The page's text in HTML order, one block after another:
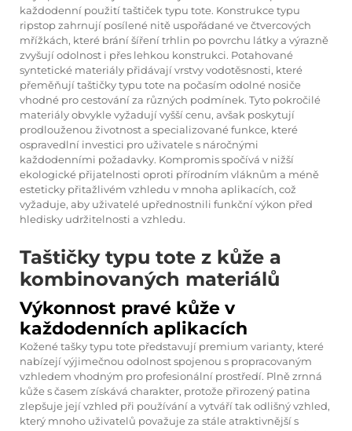
každodenní použití taštiček typu tote. Konstrukce typu
ripstop zahrnují posílené nitě uspořádané ve čtvercových
mřížkách, které brání šíření trhlin po povrchu látky a výrazně
zvyšují odolnost i přes lehkou konstrukci. Potahované
syntetické materiály přidávají vrstvy vodotěsnosti, které
přeměňují taštičky typu tote na počasím odolné nosiče
vhodné pro cestování za různých podmínek. Tyto pokročilé
materiály obvykle vyžadují vyšší cenu, avšak poskytují
prodlouženou životnost a specializované funkce, které
ospravedlní investici pro uživatele s náročnými
každodenními požadavky. Kompromis spočívá v nižší
ekologické přijatelnosti oproti přírodním vláknům a méně
esteticky přitažlivém vzhledu v mnoha aplikacích, což
vyžaduje, aby uživatelé upřednostnili funkční výkon před
hledisky udržitelnosti a vzhledu.
Taštičky typu tote z kůže a
kombinovaných materiálů
Výkonnost pravé kůže v
každodenních aplikacích
Kožené tašky typu tote představují premium varianty, které
nabízejí výjimečnou odolnost spojenou s propracovaným
vzhledem vhodným pro profesionální prostředí. Plně zrnná
kůže s časem získává charakter, protože přirozený patina
zlepšuje její vzhled při používání a vytváří tak odlišný vzhled,
který mnoho uživatelů považuje za stále atraktivnější s